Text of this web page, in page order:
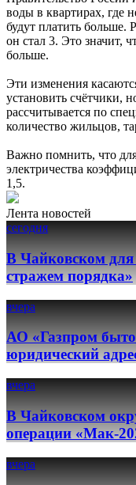
воды в квартирах, где
будут платить больше.
он стал 3. Это значит,
больше.
Эти изменения
установить счётчики,
рассчитывается по
количество жильцов,
Важно помнить, что
электричества
1,5.
Лента новостей
сегодня
В Чайковском для
стражем порядка»
вчера
АО «Газпром
юридический
вчера
В Чайковском
операции «Мак-
вчера